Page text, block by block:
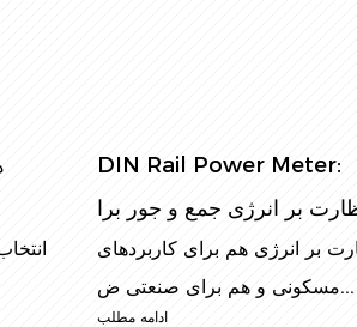
DIN Rail Power Meter:
بر انرژی هم برای کاربردهای
مسکونی و هم برای صنعتی ض...
ادامه مطلب